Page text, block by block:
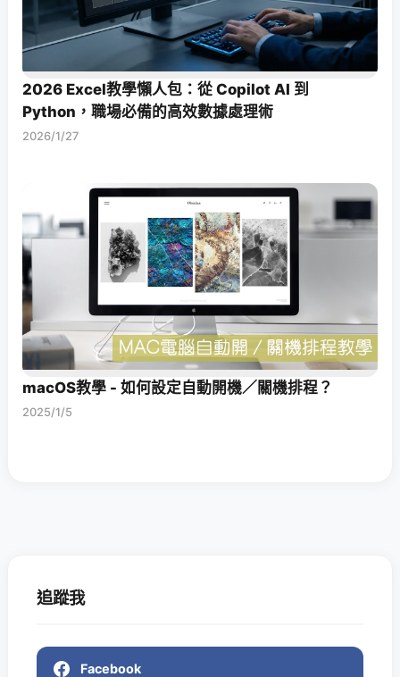
2026 Excel教學懶人包：從 Copilot AI 到
Python，職場必備的高效數據處理術
2026/1/27
macOS教學 - 如何設定自動開機／關機排程？
2025/1/5
追蹤我
Facebook